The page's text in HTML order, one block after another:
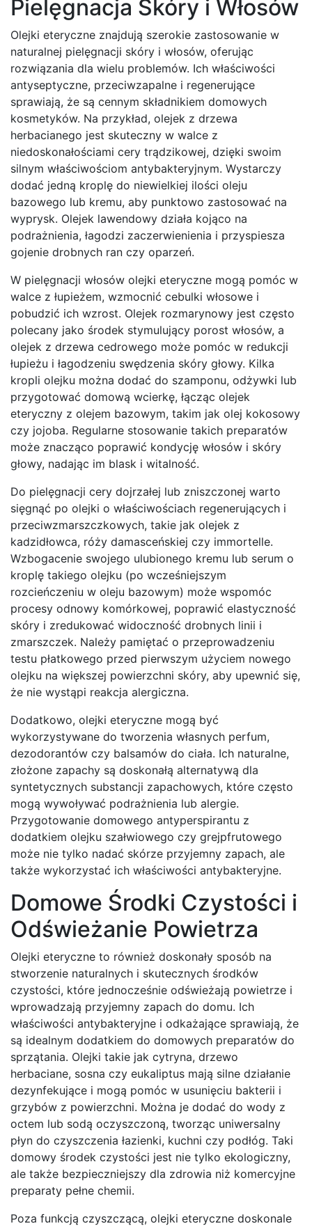
Pielęgnacja Skóry i Włosów
Olejki eteryczne znajdują szerokie zastosowanie w
naturalnej pielęgnacji skóry i włosów, oferując
rozwiązania dla wielu problemów. Ich właściwości
antyseptyczne, przeciwzapalne i regenerujące
sprawiają, że są cennym składnikiem domowych
kosmetyków. Na przykład, olejek z drzewa
herbacianego jest skuteczny w walce z
niedoskonałościami cery trądzikowej, dzięki swoim
silnym właściwościom antybakteryjnym. Wystarczy
dodać jedną kroplę do niewielkiej ilości oleju
bazowego lub kremu, aby punktowo zastosować na
wyprysk. Olejek lawendowy działa kojąco na
podrażnienia, łagodzi zaczerwienienia i przyspiesza
gojenie drobnych ran czy oparzeń.
W pielęgnacji włosów olejki eteryczne mogą pomóc w
walce z łupieżem, wzmocnić cebulki włosowe i
pobudzić ich wzrost. Olejek rozmarynowy jest często
polecany jako środek stymulujący porost włosów, a
olejek z drzewa cedrowego może pomóc w redukcji
łupieżu i łagodzeniu swędzenia skóry głowy. Kilka
kropli olejku można dodać do szamponu, odżywki lub
przygotować domową wcierkę, łącząc olejek
eteryczny z olejem bazowym, takim jak olej kokosowy
czy jojoba. Regularne stosowanie takich preparatów
może znacząco poprawić kondycję włosów i skóry
głowy, nadając im blask i witalność.
Do pielęgnacji cery dojrzałej lub zniszczonej warto
sięgnąć po olejki o właściwościach regenerujących i
przeciwzmarszczkowych, takie jak olejek z
kadzidłowca, róży damasceńskiej czy immortelle.
Wzbogacenie swojego ulubionego kremu lub serum o
kroplę takiego olejku (po wcześniejszym
rozcieńczeniu w oleju bazowym) może wspomóc
procesy odnowy komórkowej, poprawić elastyczność
skóry i zredukować widoczność drobnych linii i
zmarszczek. Należy pamiętać o przeprowadzeniu
testu płatkowego przed pierwszym użyciem nowego
olejku na większej powierzchni skóry, aby upewnić się,
że nie wystąpi reakcja alergiczna.
Dodatkowo, olejki eteryczne mogą być
wykorzystywane do tworzenia własnych perfum,
dezodorantów czy balsamów do ciała. Ich naturalne,
złożone zapachy są doskonałą alternatywą dla
syntetycznych substancji zapachowych, które często
mogą wywoływać podrażnienia lub alergie.
Przygotowanie domowego antyperspirantu z
dodatkiem olejku szałwiowego czy grejpfrutowego
może nie tylko nadać skórze przyjemny zapach, ale
także wykorzystać ich właściwości antybakteryjne.
Domowe Środki Czystości i
Odświeżanie Powietrza
Olejki eteryczne to również doskonały sposób na
stworzenie naturalnych i skutecznych środków
czystości, które jednocześnie odświeżają powietrze i
wprowadzają przyjemny zapach do domu. Ich
właściwości antybakteryjne i odkażające sprawiają, że
są idealnym dodatkiem do domowych preparatów do
sprzątania. Olejki takie jak cytryna, drzewo
herbaciane, sosna czy eukaliptus mają silne działanie
dezynfekujące i mogą pomóc w usunięciu bakterii i
grzybów z powierzchni. Można je dodać do wody z
octem lub sodą oczyszczoną, tworząc uniwersalny
płyn do czyszczenia łazienki, kuchni czy podłóg. Taki
domowy środek czystości jest nie tylko ekologiczny,
ale także bezpieczniejszy dla zdrowia niż komercyjne
preparaty pełne chemii.
Poza funkcją czyszczącą, olejki eteryczne doskonale